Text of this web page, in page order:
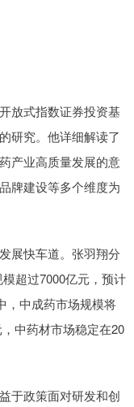
式指数证券投资基
研究。他详细解读了
产业高质量发展的意
牌建设等多个维度为
快车道。张羽翔分
超过7000亿元，预计
，中成药市场规模将
中药材市场稳定在20
政策面对研发和创